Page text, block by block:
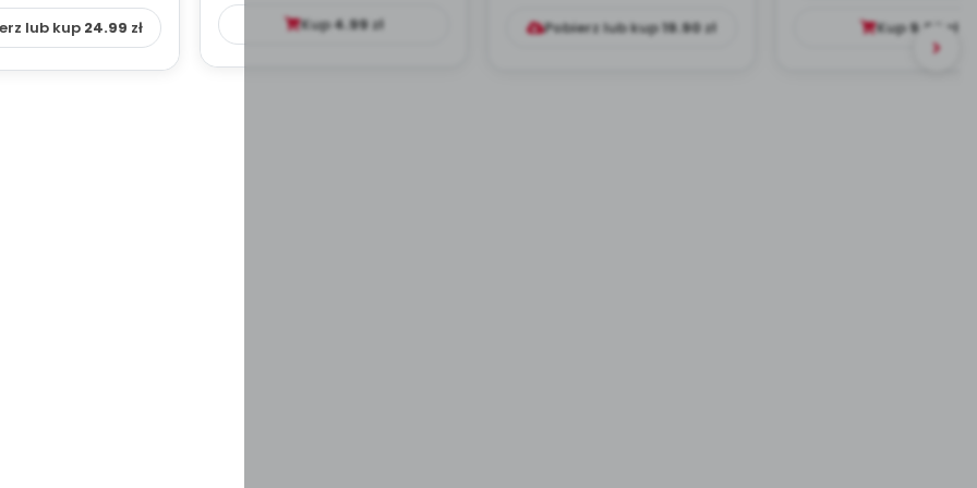
lub kup 24.99 zł Kup4.99zł Pobierz lub kup19.90zł Kup9.99 zł